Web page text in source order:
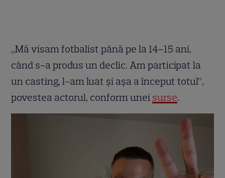
„Mă visam fotbalist până pe la 14–15 ani,
când s-a produs un declic. Am participat la
un casting, l-am luat și așa a început totul”,
povestea actorul, conform unei surse.